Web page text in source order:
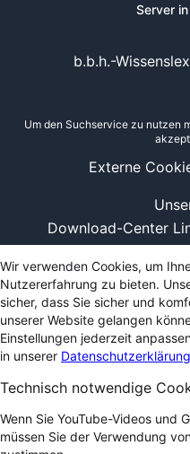
Server
Download-Center
b.b.h.-
Um den Suchservice zu nutzen
Externe
Wir verwenden Cookies, um
Nutzererfahrung zu bieten.
sicher, dass Sie sicher und
unserer Website gelangen
Einstellungen jederzeit
in unserer
Technisch notwendige
Wenn Sie YouTube-Videos und
müssen Sie der Verwendung